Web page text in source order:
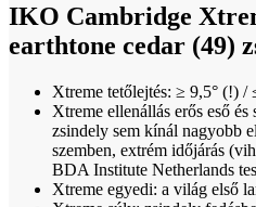
IKO Cambridge
earthtone cedar (49)
Xtreme tetőlejtés: ≥ 9,5° (!) /
Xtreme ellenállás erős eső
zsindely sem kínál nagyobb
szemben, extrém időjárás
BDA Institute Netherlands
Xtreme egyedi: a világ első